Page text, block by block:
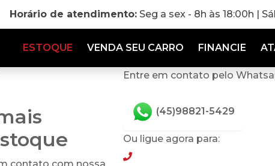
Horário de atendimento: Seg a sex - 8h às 18:00h |
ESTOQUE VENDA SEU CARRO FINANCIE
Entre em contato pelo
(45)98821-5429
Ou ligue agora para: